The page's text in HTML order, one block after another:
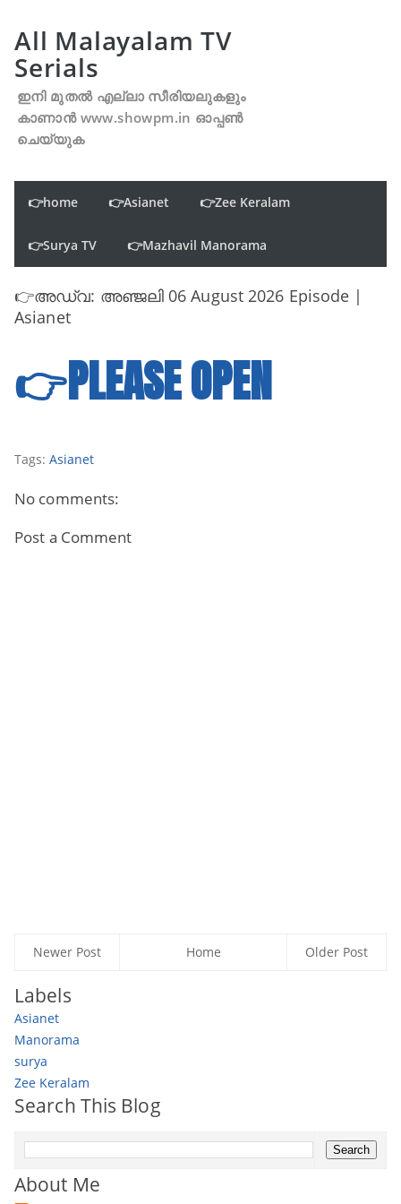
All Malayalam TV
Serials
ഇനി മുതൽ എല്ലാ സീരിയലുകളും
കാണാൻ www.showpm.in ഓപ്പൺ
ചെയ്യുക
👉home 👉Asianet 👉Zee Keralam
👉Surya TV 👉Mazhavil Manorama
👉അഡ്വ: അഞ്ജലി 06 August 2026 Episode |
Asianet
👉PLEASE OPEN
Tags: Asianet
No comments:
Post a Comment
Newer Post Older Post
Home
Labels
Asianet
Manorama
surya
Zee Keralam
Search This Blog
About Me